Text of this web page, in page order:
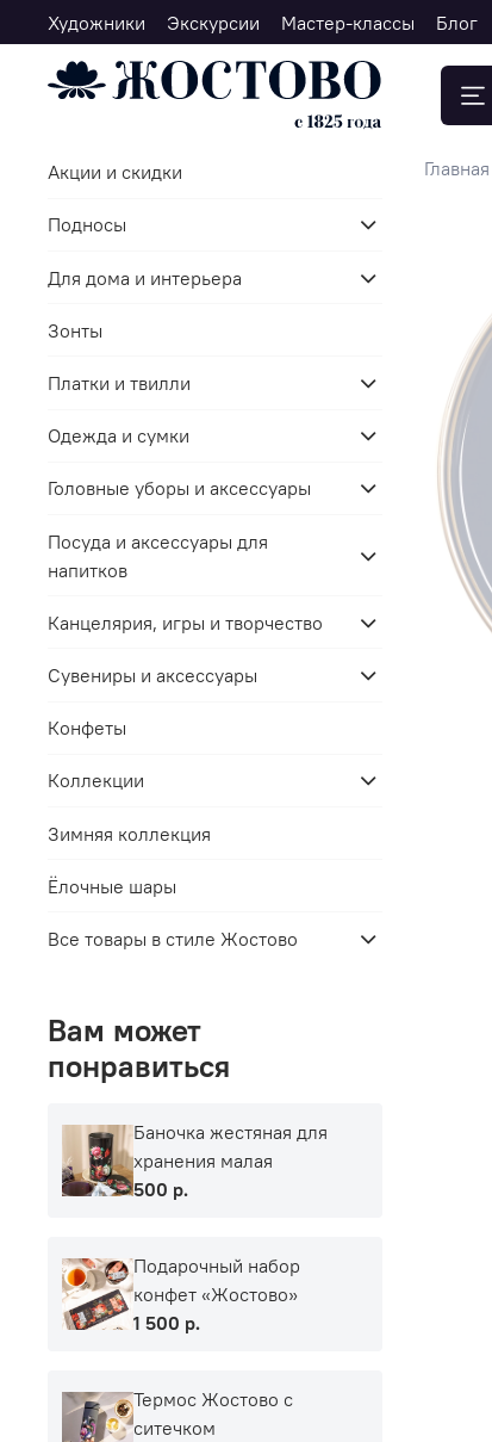
Художники Экскурсии Мастер-классы Блог
Главная
Акции и скидки
Подносы
Для дома и интерьера
Зонты
Платки и твилли
Одежда и сумки
Головные уборы и аксессуары
Посуда и аксессуары для
напитков
Канцелярия, игры и творчество
Сувениры и аксессуары
Конфеты
Коллекции
Зимняя коллекция
Ёлочные шары
Все товары в стиле Жостово
Вам может
понравиться
Баночка жестяная для
хранения малая
500 р.
Подарочный набор
конфет «Жостово»
1 500 р.
Термос Жостово с
ситечком